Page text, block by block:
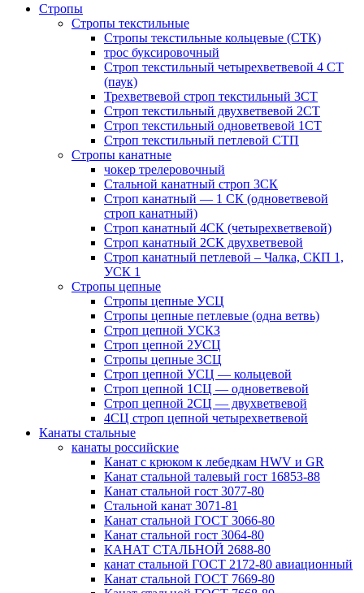
Стропы
Стропы текстильные
Стропы текстильные кольцевые (СТК)
трос буксировочный
Строп текстильный четырехветвевой 4 СТ
(паук)
Трехветвевой строп текстильный 3CT
Строп текстильный двухветвевой 2СТ
Строп текстильный одноветвевой 1СТ
Строп текстильный петлевой СТП
Стропы канатные
чокер трелеровочный
Стальной канатный строп 3СК
Строп канатный — 1 СК (одноветвевой
строп канатный)
Строп канатный 4СК (четырехветвевой)
Строп канатный 2СК двухветвевой
Строп канатный петлевой – Чалка, СКП 1,
УСК 1
Стропы цепные
Стропы цепные УСЦ
Стропы цепные петлевые (одна ветвь)
Строп цепной УСКЗ
Строп цепной 2УСЦ
Стропы цепные 3СЦ
Строп цепной УСЦ — кольцевой
Строп цепной 1СЦ — одноветвевой
Строп цепной 2СЦ — двухветвевой
4СЦ строп цепной четырехветвевой
Канаты стальные
канаты российские
Канат с крюком к лебедкам HWV и GR
Канат стальной талевый гост 16853-88
Канат стальной гост 3077-80
Стальной канат 3071-81
Канат стальной ГОСТ 3066-80
Канат стальной гост 3064-80
КАНАТ СТАЛЬНОЙ 2688-80
канат стальной ГОСТ 2172-80 авиационный
Канат стальной ГОСТ 7669-80